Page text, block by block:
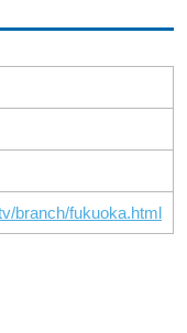
branch/fukuoka.html